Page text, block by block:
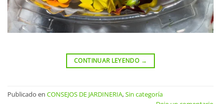
CONTINUAR LEYENDO →
Publicado en CONSEJOS DE JARDINERIA,Sin categoría